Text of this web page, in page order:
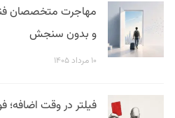
مهاجرت متخصصان
و بدون سنجش
۱۰ مرداد ۱۴۰۵